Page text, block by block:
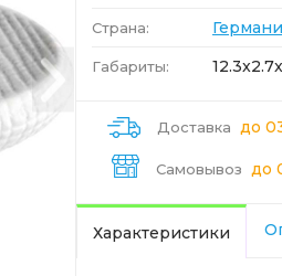
Страна:
Габариты:
Доставка до
Самовывоз до
Характеристики